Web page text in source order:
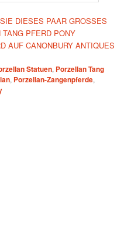
DIESES PAAR GROSSES
PFERD PONY
AUF CANONBURY ANTIQUES
Statuen, Porzellan Tang
, Porzellan-Zangenpferde,